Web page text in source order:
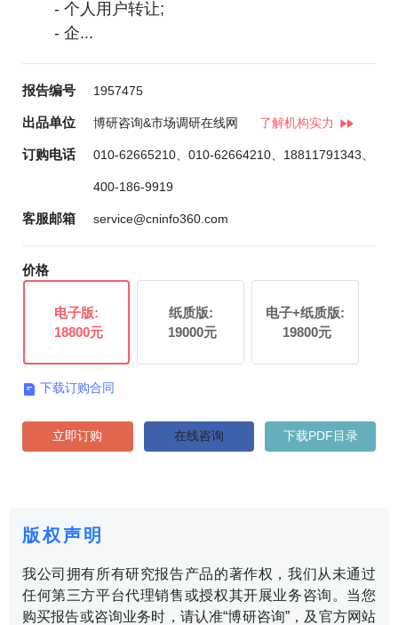
- 个人用户转让;
- 企...
报告编号 1957475
出品单位 博研咨询&市场调研在线网 了解机构实力
订购电话 010-62665210、010-62664210、18811791343、
400-186-9919
客服邮箱 service@cninfo360.com
价格
电子版:
18800元
纸质版:
19000元
电子+纸质版:
19800元
 下载订购合同
立即订购 在线咨询 下载PDF目录
版权声明
我公司拥有所有研究报告产品的著作权，我们从未通过
任何第三方平台代理销售或授权其开展业务咨询。当您
购买报告或咨询业务时，请认准“博研咨询”，及官方网站